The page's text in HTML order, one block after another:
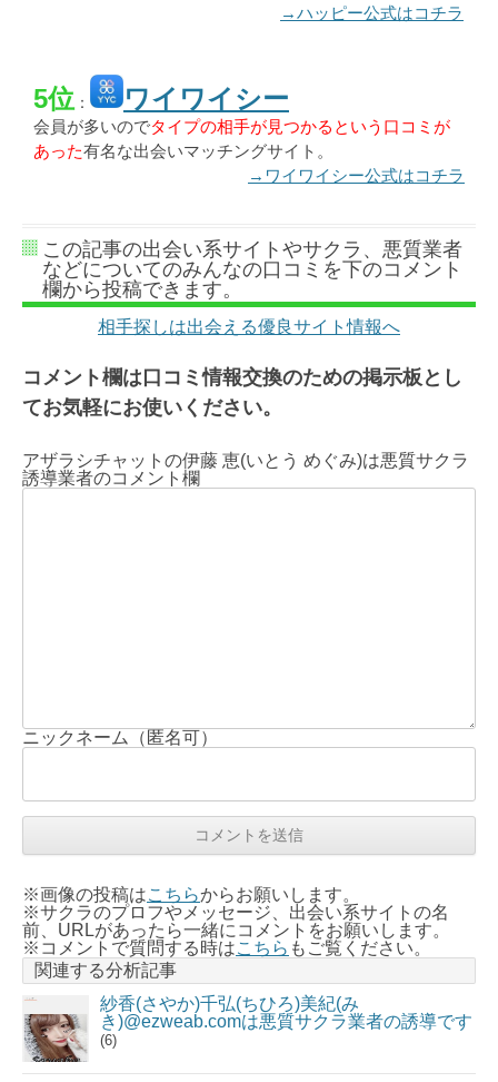
→ハッピー公式はコチラ
5位 ： ワイワイシー
会員が多いのでタイプの相手が見つかるという口コミが
あった有名な出会いマッチングサイト。
→ワイワイシー公式はコチラ
この記事の出会い系サイトやサクラ、悪質業者
などについてのみんなの口コミを下のコメント
欄から投稿できます。
相手探しは出会える優良サイト情報へ
コメント欄は口コミ情報交換のための掲示板とし
てお気軽にお使いください。
アザラシチャットの伊藤 恵(いとう めぐみ)は悪質サクラ
誘導業者のコメント欄
ニックネーム（匿名可）
※画像の投稿はこちらからお願いします。
※サクラのプロフやメッセージ、出会い系サイトの名
前、URLがあったら一緒にコメントをお願いします。
※コメントで質問する時はこちら もご覧ください。
関連する分析記事
紗香(さやか)千弘(ちひろ)美紀(み
き)@ezweab.comは悪質サクラ業者の誘導です
(6)